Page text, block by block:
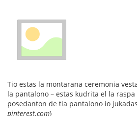
Tio estas la montarana ceremonia
la pantalono – estas kudrita el la
posedanton de tia pantalono io
pinterest.com)